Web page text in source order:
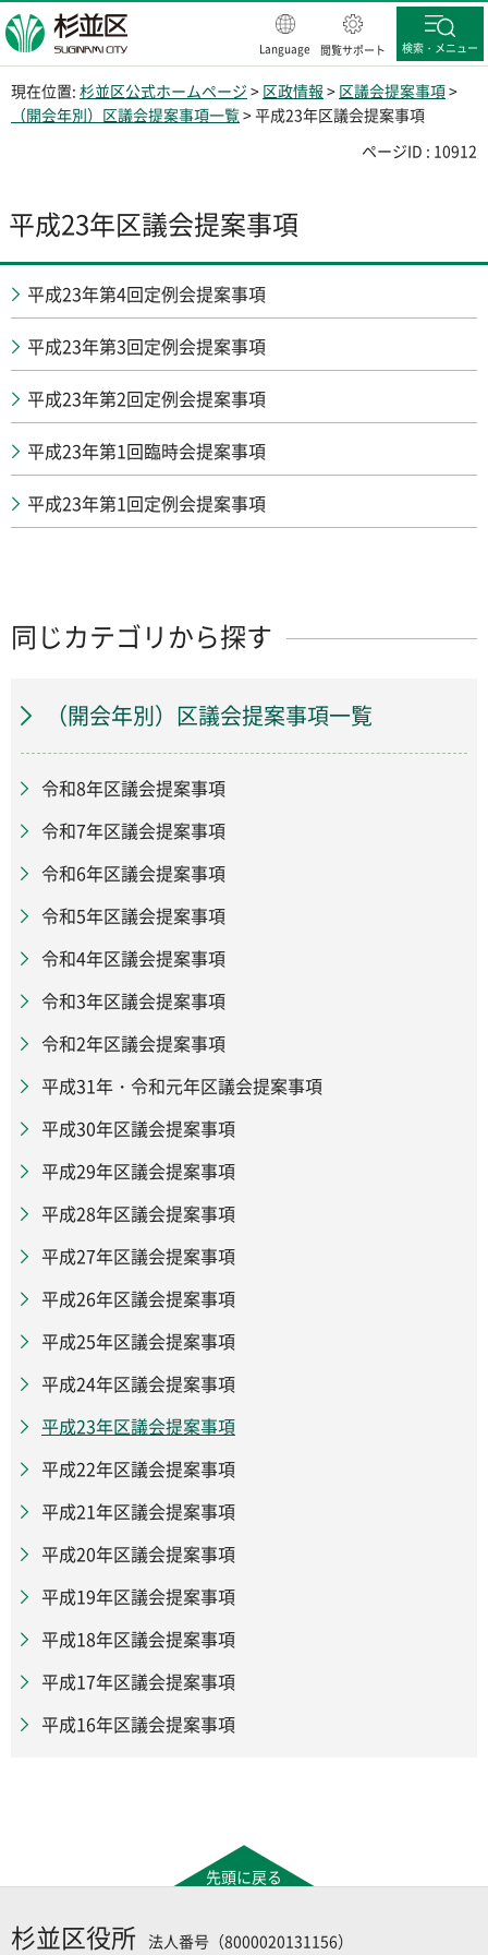
杉並区
Language 閲覧サポート 検索・メニュー
現在位置: 杉並区公式ホームページ > 区政情報 > 区議会提案事項>
（開会年別）区議会提案事項一覧> 平成23年区議会提案事項
ページID : 10912
平成23年区議会提案事項
平成23年第4回定例会提案事項
平成23年第3回定例会提案事項
平成23年第2回定例会提案事項
平成23年第1回臨時会提案事項
平成23年第1回定例会提案事項
同じカテゴリから探す
（開会年別）区議会提案事項一覧
令和8年区議会提案事項
令和7年区議会提案事項
令和6年区議会提案事項
令和5年区議会提案事項
令和4年区議会提案事項
令和3年区議会提案事項
令和2年区議会提案事項
平成31年・令和元年区議会提案事項
平成30年区議会提案事項
平成29年区議会提案事項
平成28年区議会提案事項
平成27年区議会提案事項
平成26年区議会提案事項
平成25年区議会提案事項
平成24年区議会提案事項
平成23年区議会提案事項
平成22年区議会提案事項
平成21年区議会提案事項
平成20年区議会提案事項
平成19年区議会提案事項
平成18年区議会提案事項
平成17年区議会提案事項
平成16年区議会提案事項
先頭に戻る
杉並区役所 法人番号（8000020131156）